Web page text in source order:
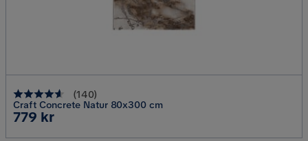
(140)
Craft Concrete Natur 80x300 cm
Pris
779 kr